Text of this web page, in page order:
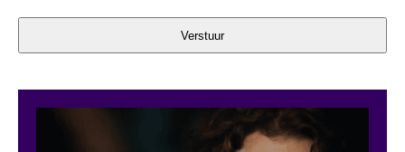
Verstuur